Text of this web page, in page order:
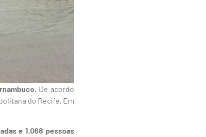
De acordo
do Recife. Em
e 1.068 pessoas